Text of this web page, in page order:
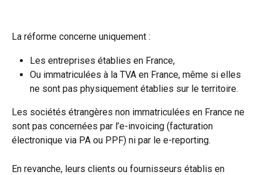
La réforme concerne uniquement :
Les entreprises établies en France,
Ou immatriculées à la TVA en France, même si elles
ne sont pas physiquement établies sur le territoire.
Les sociétés étrangères non immatriculées en France ne
sont pas concernées par l’e-invoicing (facturation
électronique via PA ou PPF) ni par le e-reporting.
En revanche, leurs clients ou fournisseurs établis en